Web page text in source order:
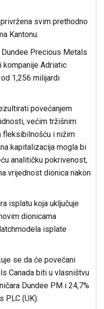
svim prethodno
Kantonu.
Precious Metals
Adriatic
1,256 milijardi
povećanjem
većim tržišnim
fleksibilnošću i nižim
kapitalizacija mogla bi
analitičku pokrivenost,
vrijednost dionica nakon
isplatu koja uključuje
dionicama
isplate
se da će povećani
Canada biti u vlasništvu
Dundee PM i 24,7%
PLC (UK).